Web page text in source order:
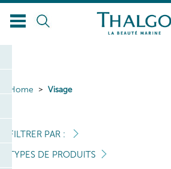
Home Visage
FILTRER PAR :
TYPES DE PRODUITS